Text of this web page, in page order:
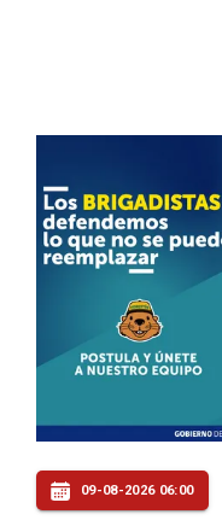
09-08-2026 06:00